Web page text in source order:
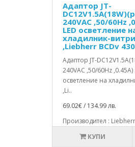
Адаптор JT-
240VAC ,50/60Hz
LED осветление
хладилник-
,Liebherr BCDv
Адаптор JT-
240VAC ,50/60Hz ,0.45A)
осветление на
,Li..
69.02€ / 134.99 лв.
Производител : Liebherr
КУПИ